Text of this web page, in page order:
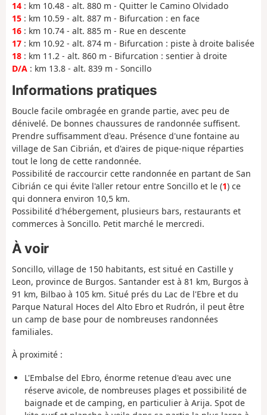
14 : km 10.48 - alt. 880 m - Quitter le Camino Olvidado
15 : km 10.59 - alt. 887 m - Bifurcation : en face
16 : km 10.74 - alt. 885 m - Rue en descente
17 : km 10.92 - alt. 874 m - Bifurcation : piste à droite balisée
18 : km 11.2 - alt. 860 m - Bifurcation : sentier à droite
D/A : km 13.8 - alt. 839 m - Soncillo
Informations pratiques
Boucle facile ombragée en grande partie, avec peu de
dénivelé. De bonnes chaussures de randonnée suffisent.
Prendre suffisamment d'eau. Présence d'une fontaine au
village de San Cibrián, et d'aires de pique-nique réparties
tout le long de cette randonnée.
Possibilité de raccourcir cette randonnée en partant de San
Cibrián ce qui évite l'aller retour entre Soncillo et le (1) ce
qui donnera environ 10,5 km.
Possibilité d'hébergement, plusieurs bars, restaurants et
commerces à Soncillo. Petit marché le mercredi.
À voir
Soncillo, village de 150 habitants, est situé en Castille y
Leon, province de Burgos. Santander est à 81 km, Burgos à
91 km, Bilbao à 105 km. Situé prés du Lac de l'Ebre et du
Parque Natural Hoces del Alto Ebro et Rudrón, il peut être
un camp de base pour de nombreuses randonnées
familiales.
À proximité :
L'Embalse del Ebro, énorme retenue d'eau avec une
réserve avicole, de nombreuses plages et possibilité de
baignade et de camping, en particulier à Arija. Spot de